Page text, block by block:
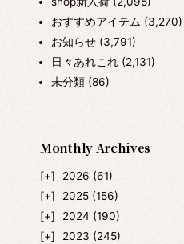
おすすめアイテム (3,270)
お知らせ(3,791)
日々あれこれ(2,131)
未分類(86)
Monthly Archives
2026 (61)
2025 (156)
2024 (190)
2023 (245)